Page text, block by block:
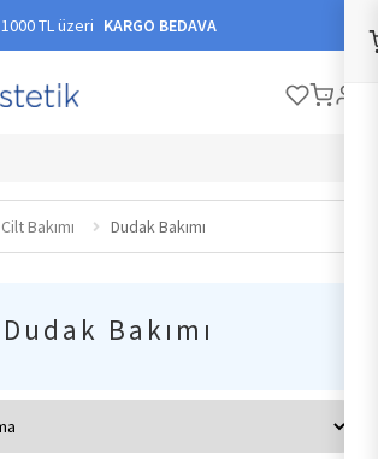
1000 TL üzeri KARGO BEDAVA
Cilt Bakımı Dudak Bakımı
Dudak Bakımı